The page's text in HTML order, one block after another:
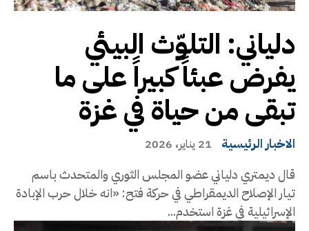
دلياني: التلوّث البيئي
يفرض عبئاً كبيراً على ما
تبقى من حياة في غزة
الاخبار الرئيسية 21 يناير، 2026
قال ديمتري دلياني عضو المجلس الثوري والمتحدث باسم
تيار الإصلاح الديمقراطي في حركة فتح: «انه خلال حرب الإبادة
الإسرائيلية في غزة استخدم...